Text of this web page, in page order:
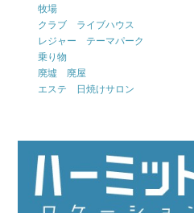
牧場
クラブ ライブハウス
レジャー テーマパーク
乗り物
廃墟 廃屋
エステ 日焼けサロン